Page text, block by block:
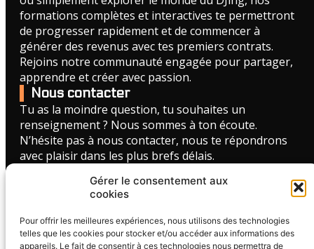
Gérer le consentement aux
cookies
Pour offrir les meilleures expériences, nous utilisons des technologies
telles que les cookies pour stocker et/ou accéder aux informations des
appareils. Le fait de consentir à ces technologies nous permettra de
formations complètes et interactives te permettront
de progresser rapidement et de commencer à
générer des revenus avec tes premiers contrats.
Rejoins notre communauté engagée pour partager,
apprendre et créer avec passion.
CGV - Formation MixUP
CGV - Formation MixUP Pro
Nous contacter
Tu as la moindre question, tu souhaites un
renseignement ? Nous sommes à ton écoute.
N’hésite pas à nous contacter, nous te répondrons
avec plaisir dans les plus brefs délais.
FORMULAIRE DE CONTACT